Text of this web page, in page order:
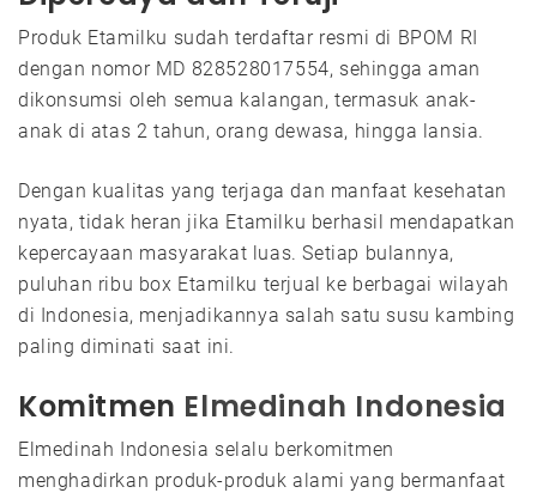
Produk Etamilku sudah terdaftar resmi di BPOM RI
dengan nomor MD 828528017554, sehingga aman
dikonsumsi oleh semua kalangan, termasuk anak-
anak di atas 2 tahun, orang dewasa, hingga lansia.
Dengan kualitas yang terjaga dan manfaat kesehatan
nyata, tidak heran jika Etamilku berhasil mendapatkan
kepercayaan masyarakat luas. Setiap bulannya,
puluhan ribu box Etamilku terjual ke berbagai wilayah
di Indonesia, menjadikannya salah satu susu kambing
paling diminati saat ini.
Komitmen Elmedinah Indonesia
Elmedinah Indonesia selalu berkomitmen
menghadirkan produk-produk alami yang bermanfaat